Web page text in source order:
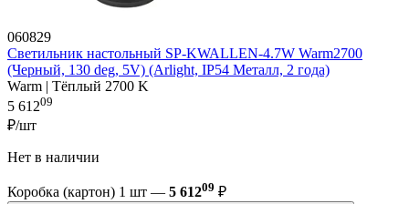
060829
Светильник настольный SP-KWALLEN-4.7W Warm2700
(Черный, 130 deg, 5V) (Arlight, IP54 Металл, 2 года)
Warm | Тёплый 2700 K
5 61209
₽/шт
Нет в наличии
Коробка (картон) 1 шт — 5 61209 ₽